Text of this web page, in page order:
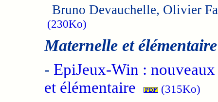
Bruno Devauchelle, Olivier
(230Ko)
Maternelle et élémentaire
- EpiJeux-Win :
et élémentaire
(315Ko)